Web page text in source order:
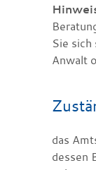
Sie sich
Anwalt
das
dessen